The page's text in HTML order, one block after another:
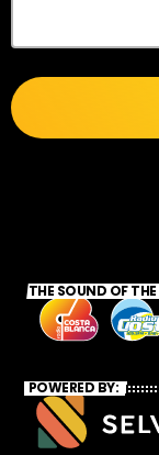
THE SOUND OF
POWERED BY: